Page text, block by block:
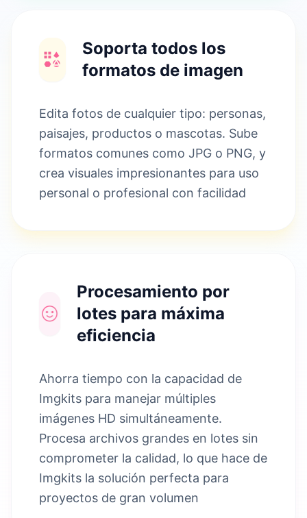
Soporta todos los
formatos de imagen
Edita fotos de cualquier tipo: personas,
paisajes, productos o mascotas. Sube
formatos comunes como JPG o PNG, y
crea visuales impresionantes para uso
personal o profesional con facilidad
Procesamiento por
lotes para máxima
eficiencia
Ahorra tiempo con la capacidad de
Imgkits para manejar múltiples
imágenes HD simultáneamente.
Procesa archivos grandes en lotes sin
comprometer la calidad, lo que hace de
Imgkits la solución perfecta para
proyectos de gran volumen